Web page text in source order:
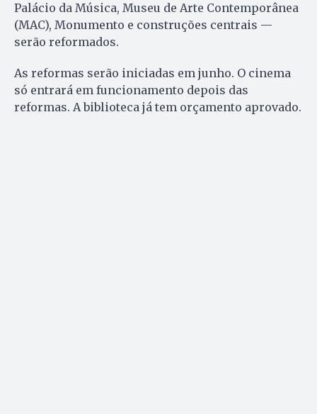
Palácio da Música, Museu de Arte Contemporânea
(MAC), Monumento e construções centrais —
serão reformados.
As reformas serão iniciadas em junho. O cinema
só entrará em funcionamento depois das
reformas. A biblioteca já tem orçamento aprovado.